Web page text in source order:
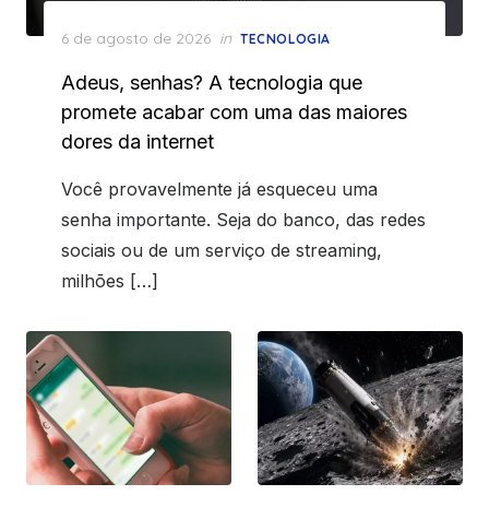
Posted
6 de agosto de 2026 in TECNOLOGIA
Adeus, senhas? A tecnologia que
promete acabar com uma das maiores
dores da internet
Você provavelmente já esqueceu uma
senha importante. Seja do banco, das redes
sociais ou de um serviço de streaming,
milhões […]